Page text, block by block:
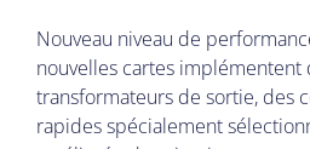
Nouveau niveau de
nouvelles cartes implémentent
transformateurs de sortie, des
rapides spécialement